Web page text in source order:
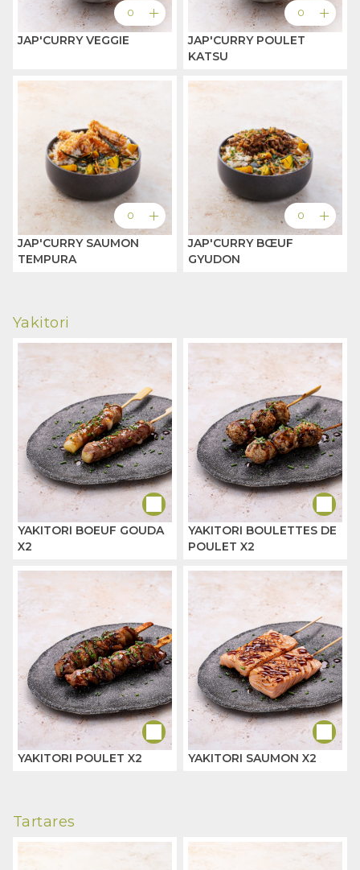
0 add
JAP'CURRY VEGGIE
0 add
JAP'CURRY POULET
KATSU
0 add
JAP'CURRY SAUMON
TEMPURA
0 add
JAP'CURRY BŒUF
GYUDON
Yakitori
YAKITORI BOEUF GOUDA
X2
YAKITORI BOULETTES DE
POULET X2
YAKITORI POULET X2 YAKITORI SAUMON X2
Tartares